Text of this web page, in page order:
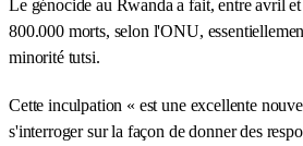
Le génocide au Rwanda a fait, entre avril
800.000 morts, selon l'ONU,
minorité tutsi.
Cette inculpation « est une excellente
s'interroger sur la façon de donner des